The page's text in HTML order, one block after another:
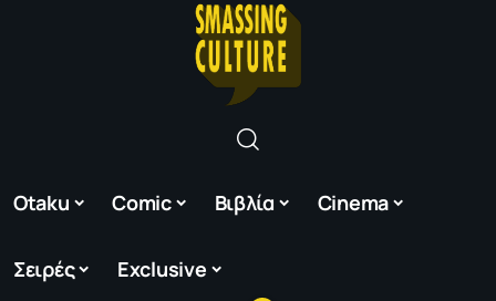
Otaku Comic Βιβλία Cinema
Σειρές Exclusive